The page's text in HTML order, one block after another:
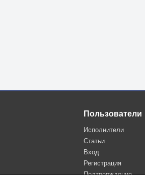
Пользователи
Исполнители
Статьи
Вход
Регистрация